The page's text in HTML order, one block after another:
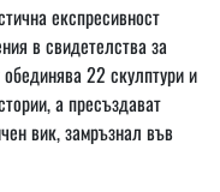
експресивност
в свидетелства за
22 скулптури и
а пресъздават
вик, замръзнал във